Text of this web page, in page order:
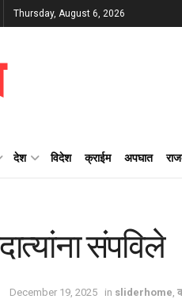
Thursday, August 6, 2026
देश विदेश क्राईम अपघात
संपविले
December 19, 2025 in sliderhome